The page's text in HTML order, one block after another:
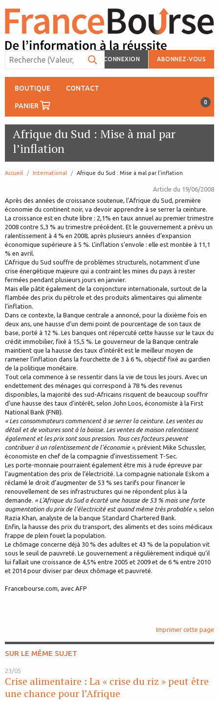
CONNEXION ABONNEZ-VOUS
BOUTIQUE CONTACT
PANIER 0
Afrique du Sud : Mise à mal par
l’inflation
Accueil International page:
Afrique du Sud : Mise à mal par l’inflation
Article du 19/06/2008
Après des années de croissance soutenue, l’Afrique du Sud, première
économie du continent noir, va devoir apprendre à se serrer la ceinture.
La croissance est en chute libre : 2,1% en taux annuel au premier trimestre
2008 contre 5,3 % au trimestre précédent. Et le gouvernement a prévu un
ralentissement à 4 % en 2008, après plusieurs années d’expansion
économique supérieure à 5 %. L’inflation s’envole : elle est montée à 11,1
% en avril.
L’Afrique du Sud souffre de problèmes structurels, notamment d’une
crise énergétique majeure qui a contraint les mines du pays à rester
fermées pendant plusieurs jours en janvier.
Mais elle pâtit également de la conjoncture internationale, surtout de la
flambée des prix du pétrole et des produits alimentaires qui alimente
l’inflation.
Dans ce contexte, la Banque centrale a annoncé, pour la dixième fois en
deux ans, une hausse d’un demi point de pourcentage de son taux de
base, porté à 12 %. Les banques ont répercuté cette hausse sur le taux du
crédit immobilier, fixé à 15,5 %. Le gouverneur de la Banque centrale
maintient que la hausse des taux d’intérêt est le meilleur moyen de
ramener l’inflation dans la fourchette de 3 à 6 %, objectif fixé au gardien
de la politique monétaire.
Tout cela commence à se ressentir dans la vie de tous les jours. Avec un
endettement des ménages qui correspond à 78 % des revenus
disponibles, la majorité des sud-Africains risquent de beaucoup souffrir
d’une hausse des taux d'intérêt, selon John Loos, économiste à la First
National Bank (FNB).
« Les consommateurs commencent à se serrer la ceinture. Les ventes au
détail et de voitures sont à la baisse. Les ventes de maison ralentissent
également et les prix sont sous pression. Tous ces facteurs peuvent
contribuer à un ralentissement de l’économie », prévient Mike Schussler,
économiste en chef de la compagnie d’investissement T-Sec.
Les porte-monnaie pourraient également être mis à rude épreuve par
l’augmentation des prix de l’électricité. La compagnie nationale Eskom a
réclamé le droit d’augmenter de 53 % ses tarifs pour financer le
renouvellement de ses infrastructures qui ne répondent plus à la
demande. « L’Afrique du Sud a écarté une hausse de 53 % mais une forte
augmentation du prix de l’électricité est quand même très probable », selon
Razia Khan, analyste de la banque Standard Chartered Bank.
Enfin, la hausse des prix du transport, des aliments et des soins médicaux
frappe de plein fouet la population.
Le chômage concerne déjà 30 % des adultes et 43 % de la population vit
sous le seuil de pauvreté. Le gouvernement a régulièrement indiqué qu’il
lui fallait une croissance de 4,5% entre 2005 et 2009 et de 6 % entre 2010
et 2014 pour diviser par deux chômage et pauvreté.
Francebourse.com, avec AFP
Imprimer cette page
SUR LE MÊME SUJET
23/05
Crise alimentaire : La « crise du riz » peut être
une chance pour l’Afrique